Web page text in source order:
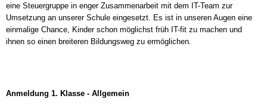
eine Steuergruppe in enger Zusammenarbeit mit dem IT-Team zur
Umsetzung an unserer Schule eingesetzt. Es ist in unseren Augen eine
einmalige Chance, Kinder schon möglichst früh IT-fit zu machen und
ihnen so einen breiteren Bildungsweg zu ermöglichen.
Anmeldung 1. Klasse - Allgemein